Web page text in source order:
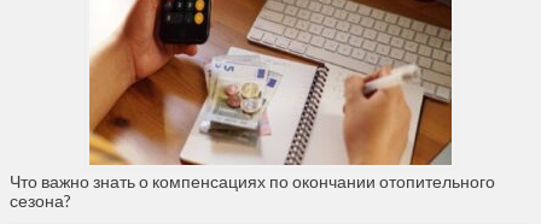
Что важно знать о компенсациях по окончании отопительного
сезона?